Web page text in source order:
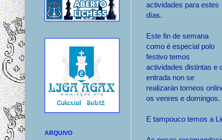
actividades para estes
días.
Este fin de semana
como é especial polo
festivo temos
actividades distintas e
entrada non se
realizarán torneos
os venres e domingos.
E tampouco temos a
ARQUIVO